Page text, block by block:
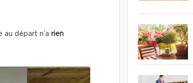
départ n’a rien